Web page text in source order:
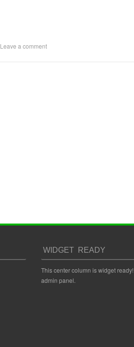
Leave a comment
WIDGET READY
This center column is widget
admin panel.